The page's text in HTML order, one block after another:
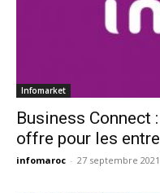
Infomarket
Business Connect
offre pour les
infomaroc - 27 septembre 2021